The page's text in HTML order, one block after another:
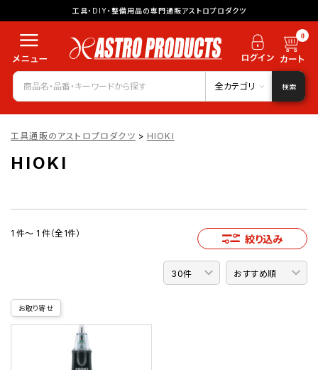
工具・DIY・整備用品の専門通販アストロプロダクツ
0
全カテゴリ 検索
工具通販のアストロプロダクツ > HIOKI
HIOKI
1 件～ 1 件（全1件） 絞り込み
お取り寄せ